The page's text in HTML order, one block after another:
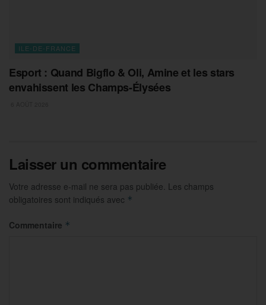
ILE-DE-FRANCE
Esport : Quand Bigflo & Oli, Amine et les stars
envahissent les Champs-Élysées
Laisser un commentaire
Votre adresse e-mail ne sera pas publiée. Les champs
obligatoires sont indiqués avec *
Commentaire *